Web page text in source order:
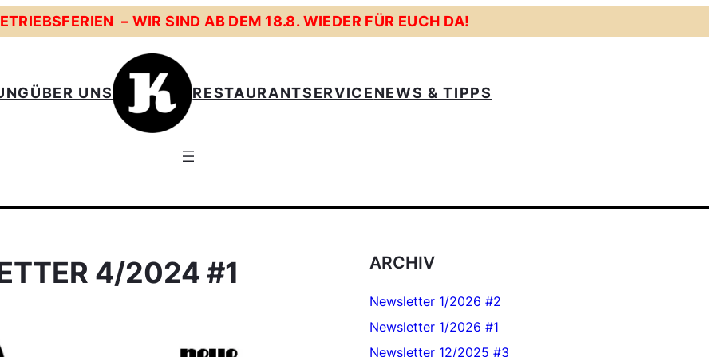
– WIR SIND AB DEM 18.8. WIEDER FÜR EUCH DA!
ÜBER UNS RESTAURANTSERVICENEWS & TIPPS
4/2024 #1 ARCHIV
Newsletter 1/2026 #2
Newsletter 1/2026 #1
Newsletter 12/2025 #3